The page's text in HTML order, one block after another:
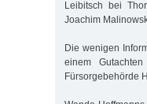
Leibitsch bei
Joachim
Die wenigen
einem
Fürsorgebehörde